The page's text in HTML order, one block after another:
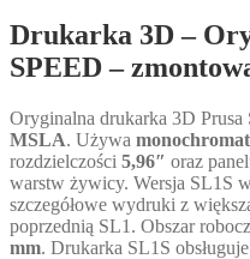
Drukarka 3D –
SPEED –
Oryginalna drukarka 3D
MSLA. Używa
rozdzielczości 5,96″ oraz
warstw żywicy. Wersja SL1S
szczegółowe wydruki z
poprzednią SL1. Obszar
mm. Drukarka SL1S